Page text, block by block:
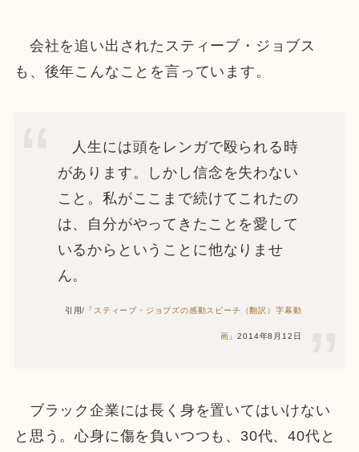
会社を追い出されたスティーブ・ジョブス
も、後年こんなことを言っています。
人生には頭をレンガで殴られる時
があります。しかし信念を失わない
こと。私がここまで続けてこれたの
は、自分がやってきたことを愛して
いるからということに他なりませ
ん。
引用/「 スティーブ・ジョブズの感動スピーチ（翻訳）字幕動
画 」2014年8月12日
ブラック企業には長く身を置いてはいけない
と思う。心身に傷を負いつつも、30代、40代と